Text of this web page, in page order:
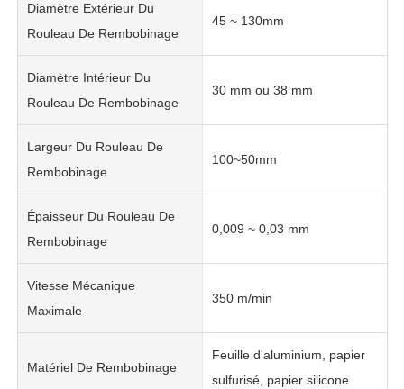
Diamètre Extérieur Du
Rouleau De Rembobinage
45 ~ 130mm
Diamètre Intérieur Du
Rouleau De Rembobinage
30 mm ou 38 mm
Largeur Du Rouleau De
Rembobinage
100~50mm
Épaisseur Du Rouleau De
Rembobinage
0,009 ~ 0,03 mm
Vitesse Mécanique
Maximale
350 m/min
Matériel De Rembobinage
Feuille d'aluminium, papier
sulfurisé, papier silicone